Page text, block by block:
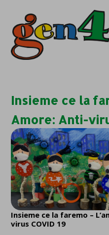
Insieme ce la
Amore: Anti-
Insieme ce la faremo –
virus COVID 19